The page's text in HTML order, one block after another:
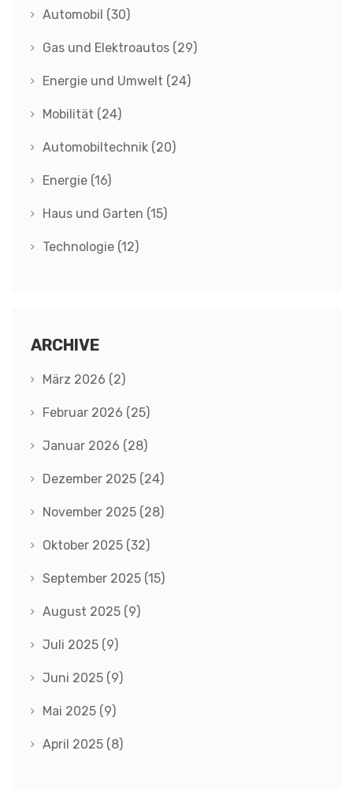
Automobil (30)
Gas und Elektroautos (29)
Energie und Umwelt (24)
Mobilität (24)
Automobiltechnik (20)
Energie (16)
Haus und Garten (15)
Technologie (12)
ARCHIVE
März 2026 (2)
Februar 2026 (25)
Januar 2026 (28)
Dezember 2025 (24)
November 2025 (28)
Oktober 2025 (32)
September 2025 (15)
August 2025 (9)
Juli 2025 (9)
Juni 2025 (9)
Mai 2025 (9)
April 2025 (8)